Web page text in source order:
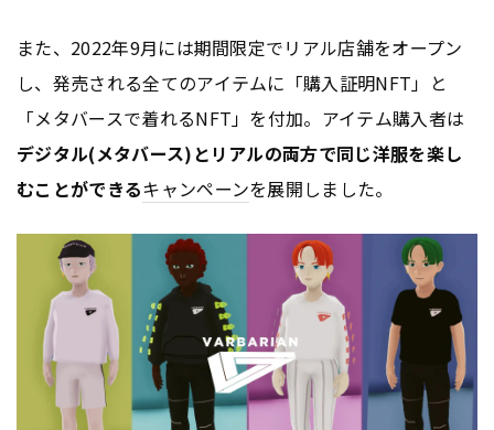
また、2022年9月には期間限定でリアル店舗をオープン
し、発売される全てのアイテムに「購入証明NFT」と
「メタバースで着れるNFT」を付加。アイテム購入者は
デジタル(メタバース)とリアルの両方で同じ洋服を楽し
むことができるキャンペーンを展開しました。